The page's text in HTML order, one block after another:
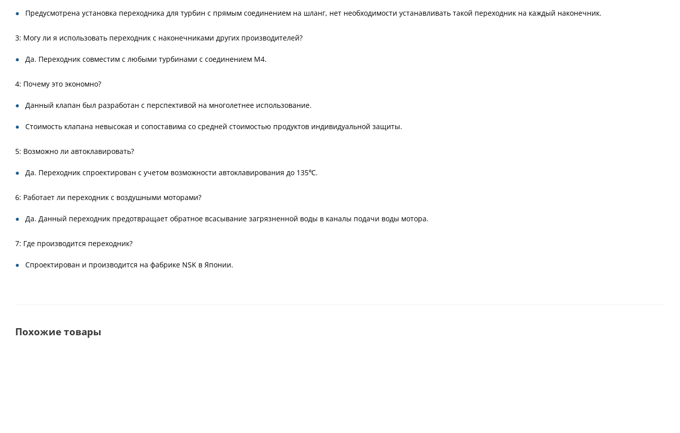
Предусмотрена установка переходника для турбин с прямым соединением на шланг, нет необходимости устанавливать такой переходник на каждый наконечник.
3: Могу ли я использовать переходник с наконечниками других производителей?
Да. Переходник совместим с любыми турбинами с соединением М4.
4: Почему это экономно?
Данный клапан был разработан с перспективой на многолетнее использование.
Стоимость клапана невысокая и сопоставима со средней стоимостью продуктов индивидуальной защиты.
5: Возможно ли автоклавировать?
Да. Переходник спроектирован с учетом возможности автоклавирования до 135℃.
6: Работает ли переходник с воздушными моторами?
Да. Данный переходник предотвращает обратное всасывание загрязненной воды в каналы подачи воды мотора.
7: Где производится переходник?
Спроектирован и производится на фабрике NSK в Японии.
Похожие товары